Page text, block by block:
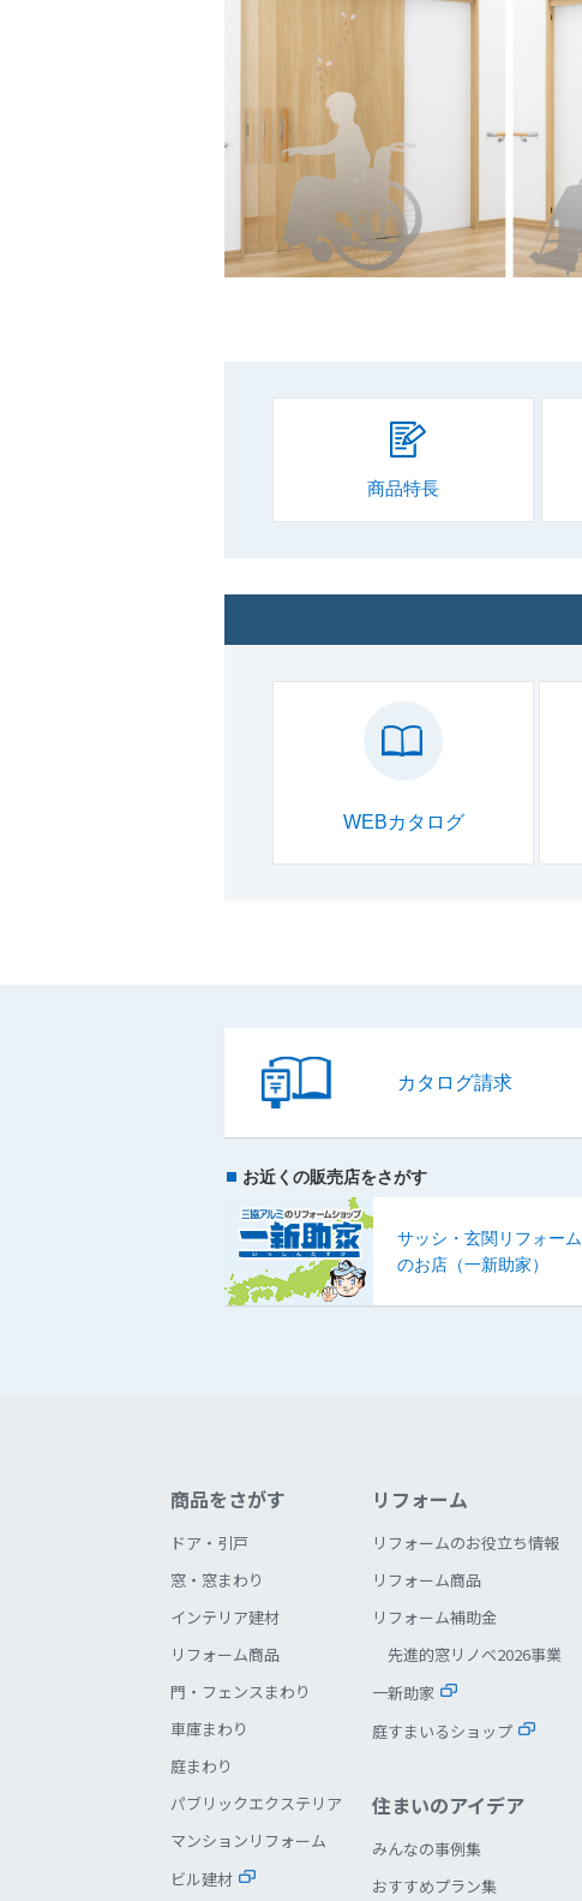
商品特長
WEBカタログ
カタログ請求
お近くの販売店をさがす
サッシ・玄関リフォーム
のお店（一新助家）
商品をさがす
ドア・引戸
窓・窓まわり
インテリア建材
リフォーム商品
門・フェンスまわり
車庫まわり
庭まわり
パブリックエクステリア
マンションリフォーム
ビル建材
リフォーム
リフォームのお役立ち情報
リフォーム商品
リフォーム補助金
先進的窓リノベ2026事業
一新助家
庭すまいるショップ
住まいのアイデア
みんなの事例集
おすすめプラン集